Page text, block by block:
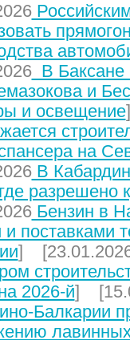
В Баксане
и
и освещение
на
В
разрешено
Бензин в
поставками
]
2026-й]
Балкарии